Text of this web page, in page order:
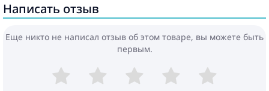
Написать отзыв
Еще никто не написал отзыв об этом товаре, вы можете быть
первым.